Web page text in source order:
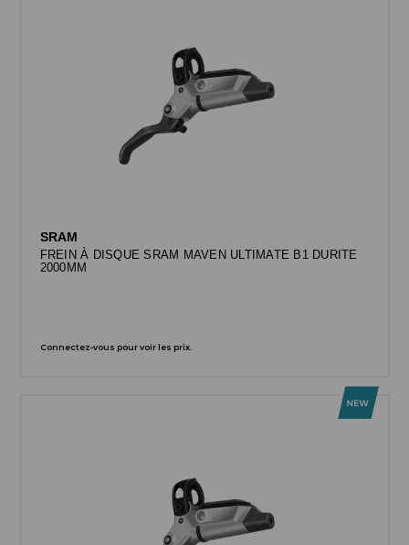
SRAM
FREIN À DISQUE SRAM MAVEN ULTIMATE B1 DURITE
2000MM
Connectez-vous pour voir les prix.